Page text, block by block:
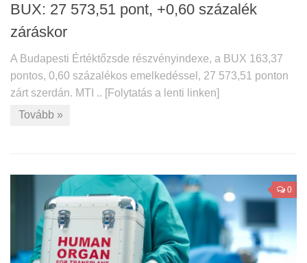
BUX: 27 573,51 pont, +0,60 százalék
záráskor
A Budapesti Értéktőzsde részvényindexe, a BUX 163,37
pontos, 0,60 százalékos emelkedéssel, 27 573,51 ponton
zárt szerdán. MTI .. [Folytatás a lenti linken]
Tovább »
0